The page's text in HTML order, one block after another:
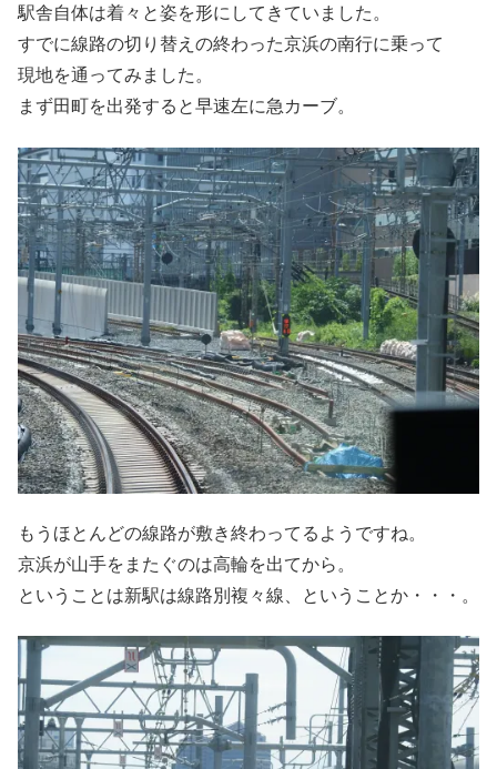
駅舎自体は着々と姿を形にしてきていました。
すでに線路の切り替えの終わった京浜の南行に乗って
現地を通ってみました。
まず田町を出発すると早速左に急カーブ。
もうほとんどの線路が敷き終わってるようですね。
京浜が山手をまたぐのは高輪を出てから。
ということは新駅は線路別複々線、ということか・・・。